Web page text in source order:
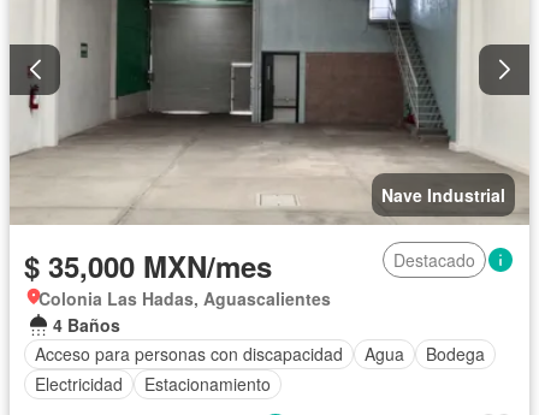
Nave Industrial
$ 35,000 MXN/mes
Destacado
Colonia Las Hadas, Aguascalientes
4 Baños
Acceso para personas con discapacidad
Agua
Bodega
Electricidad
Estacionamiento